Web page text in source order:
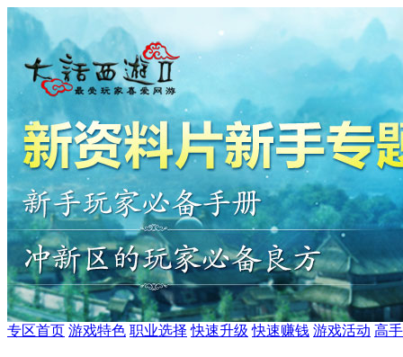
专区首页 游戏特色 职业选择 快速升级 快速赚钱 游戏活动 高